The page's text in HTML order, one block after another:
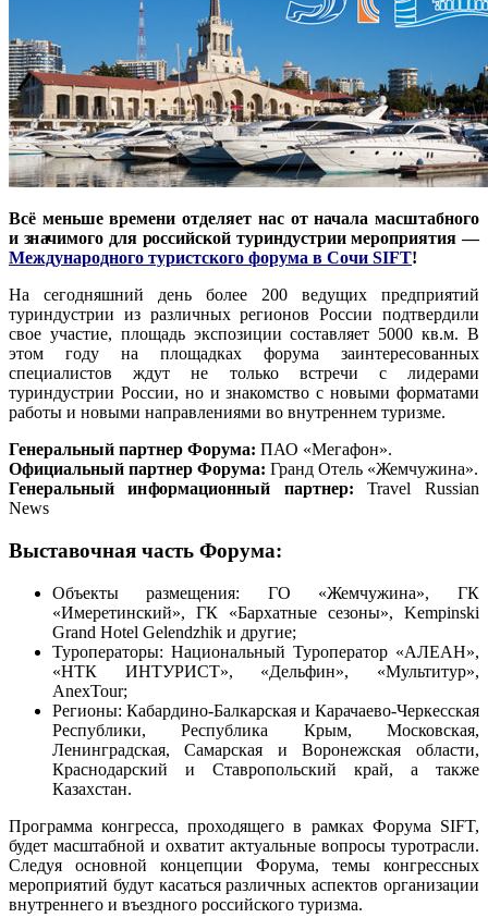
Всё меньше времени отделяет нас от начала масштабного
и значимого для российской туриндустрии мероприятия —
Международного туристского форума в Сочи SIFT!
На сегодняшний день более 200 ведущих предприятий
туриндустрии из различных регионов России подтвердили
свое участие, площадь экспозиции составляет 5000 кв.м. В
этом году на площадках форума заинтересованных
специалистов ждут не только встречи с лидерами
туриндустрии России, но и знакомство с новыми форматами
работы и новыми направлениями во внутреннем туризме.
Генеральный партнер Форума: ПАО «Мегафон».
Официальный партнер Форума: Гранд Отель «Жемчужина».
Генеральный информационный партнер: Travel Russian
News
Выставочная часть Форума:
Объекты размещения: ГО «Жемчужина», ГК
«Имеретинский», ГК «Бархатные сезоны», Kempinski
Grand Hotel Gelendzhik и другие;
Туроператоры: Национальный Туроператор «АЛЕАН»,
«НТК ИНТУРИСТ», «Дельфин», «Мультитур»,
AnexTour;
Регионы: Кабардино-Балкарская и Карачаево-Черкесская
Республики, Республика Крым, Московская,
Ленинградская, Самарская и Воронежская области,
Краснодарский и Ставропольский край, а также
Казахстан.
Программа конгресса, проходящего в рамках Форума SIFT,
будет масштабной и охватит актуальные вопросы туротрасли.
Следуя основной концепции Форума, темы конгрессных
мероприятий будут касаться различных аспектов организации
внутреннего и въездного российского туризма.